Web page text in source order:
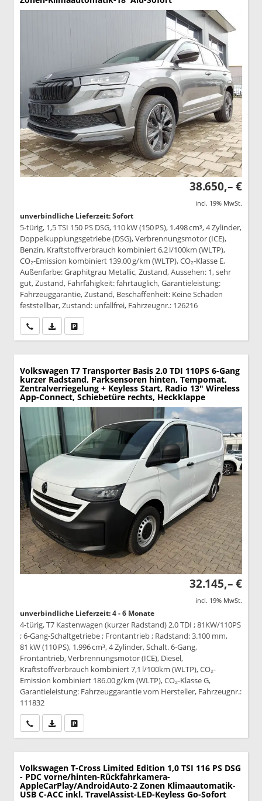
38.650,– €
incl. 19% MwSt.
unverbindliche Lieferzeit: Sofort
5-türig, 1,5 TSI 150 PS DSG, 110 kW (150 PS), 1.498 cm³, 4 Zylinder,
Doppelkupplungsgetriebe (DSG), Verbrennungsmotor (ICE),
Benzin, Kraftstoffverbrauch kombiniert 6,2 l/100km (WLTP),
CO₂-Emission kombiniert 139.00 g/km (WLTP), CO₂-Klasse E,
Außenfarbe: Graphitgrau Metallic, Zustand, Aussehen: 1, sehr
gut, Zustand, Fahrfähigkeit: fahrtauglich, Garantieleistung:
Fahrzeuggarantie, Zustand, Beschaffenheit: Keine Schäden
feststellbar, Zustand: unfallfrei, Fahrzeugnr.: 126216
Wir rufen Sie anPDF-Datei, Fahrzeugexposé drucken
Volkswagen T7 Transporter Basis 2.0 TDI 110PS 6-Gang
kurzer Radstand, Parksensoren hinten, Tempomat,
Zentralverriegelung + Keyless Start, Radio 13" Wireless
App-Connect, Schiebetüre rechts, Heckklappe
32.145,– €
incl. 19% MwSt.
unverbindliche Lieferzeit: 4 - 6 Monate
4-türig, T7 Kastenwagen (kurzer Radstand) 2.0 TDI ; 81KW/110PS
; 6-Gang-Schaltgetriebe ; Frontantrieb ; Radstand: 3.100 mm,
81 kW (110 PS), 1.996 cm³, 4 Zylinder, Schalt. 6-Gang,
Frontantrieb, Verbrennungsmotor (ICE), Diesel,
Kraftstoffverbrauch kombiniert 7,1 l/100km (WLTP), CO₂-
Emission kombiniert 186.00 g/km (WLTP), CO₂-Klasse G,
Garantieleistung: Fahrzeuggarantie vom Hersteller, Fahrzeugnr.:
111832
Wir rufen Sie anPDF-Datei, Fahrzeugexposé drucken
Volkswagen T-Cross Limited Edition 1,0 TSI 116 PS DSG
- PDC vorne/hinten-Rückfahrkamera-
AppleCarPlay/AndroidAuto-2 Zonen Klimaautomatik-
USB C-ACC inkl. TravelAssist-LED-Keyless Go-Sofort